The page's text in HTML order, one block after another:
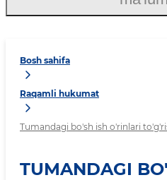
Bosh sahifa
Raqamli hukumat
Tumandagi bo'sh ish o'rinlari
TUMANDAGI